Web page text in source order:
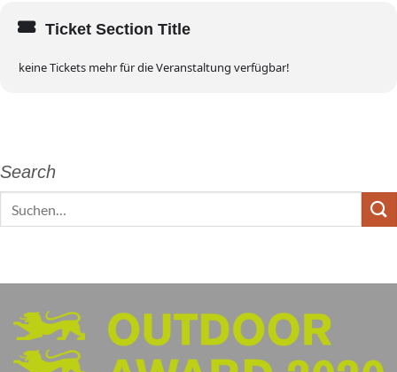
Ticket Section Title
keine Tickets mehr für die Veranstaltung verfügbar!
Search